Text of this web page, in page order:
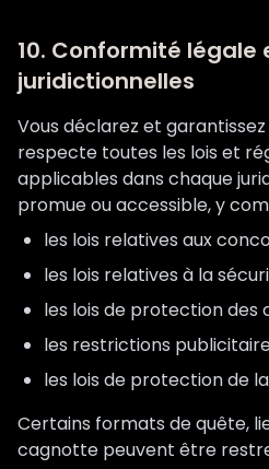
10. Conformité
juridictionnelles
Vous déclarez et
respecte toutes les lois et
applicables dans chaque
promue ou accessible, y
les lois relatives aux
les lois relatives à la
les lois de protection des
les restrictions
les lois de protection de
Certains formats de quête,
cagnotte peuvent être